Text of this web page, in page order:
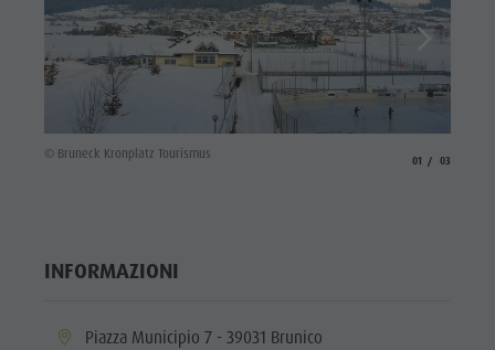
© Bruneck Kronplatz Tourismus
01 03
INFORMAZIONI
aria.location:
Piazza Municipio 7 - 39031 Brunico